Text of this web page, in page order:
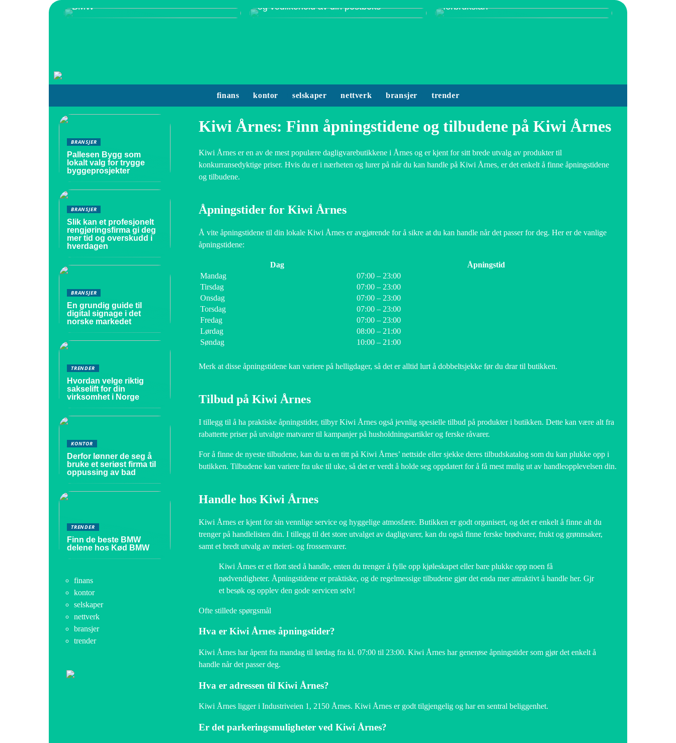
BMW
og vedlikehold av din postboks
forbrukslån
finans kontor selskaper nettverk bransjer trender
Kiwi Årnes: Finn åpningstidene og tilbudene på Kiwi Årnes
Kiwi Årnes er en av de mest populære dagligvarebutikkene i Årnes og er kjent for sitt brede utvalg av produkter til
konkurransedyktige priser. Hvis du er i nærheten og lurer på når du kan handle på Kiwi Årnes, er det enkelt å finne åpningstidene
og tilbudene.
Åpningstider for Kiwi Årnes
Å vite åpningstidene til din lokale Kiwi Årnes er avgjørende for å sikre at du kan handle når det passer for deg. Her er de vanlige
åpningstidene:
Dag
Åpningstid
Mandag
07:00 – 23:00
Tirsdag
07:00 – 23:00
Onsdag
07:00 – 23:00
Torsdag
07:00 – 23:00
Fredag
07:00 – 23:00
Lørdag
08:00 – 21:00
Søndag
10:00 – 21:00
Merk at disse åpningstidene kan variere på helligdager, så det er alltid lurt å dobbeltsjekke før du drar til butikken.
Tilbud på Kiwi Årnes
I tillegg til å ha praktiske åpningstider, tilbyr Kiwi Årnes også jevnlig spesielle tilbud på produkter i butikken. Dette kan være alt fra
rabatterte priser på utvalgte matvarer til kampanjer på husholdningsartikler og ferske råvarer.
For å finne de nyeste tilbudene, kan du ta en titt på Kiwi Årnes’ nettside eller sjekke deres tilbudskatalog som du kan plukke opp i
butikken. Tilbudene kan variere fra uke til uke, så det er verdt å holde seg oppdatert for å få mest mulig ut av handleopplevelsen din.
Handle hos Kiwi Årnes
Kiwi Årnes er kjent for sin vennlige service og hyggelige atmosfære. Butikken er godt organisert, og det er enkelt å finne alt du
trenger på handlelisten din. I tillegg til det store utvalget av dagligvarer, kan du også finne ferske brødvarer, frukt og grønnsaker,
samt et bredt utvalg av meieri- og frossenvarer.
Kiwi Årnes er et flott sted å handle, enten du trenger å fylle opp kjøleskapet eller bare plukke opp noen få
nødvendigheter. Åpningstidene er praktiske, og de regelmessige tilbudene gjør det enda mer attraktivt å handle her. Gjr
et besøk og opplev den gode servicen selv!
Ofte stillede spørgsmål
Hva er Kiwi Årnes åpningstider?
Kiwi Årnes har åpent fra mandag til lørdag fra kl. 07:00 til 23:00. Kiwi Årnes har generøse åpningstider som gjør det enkelt å
handle når det passer deg.
Hva er adressen til Kiwi Årnes?
Kiwi Årnes ligger i Industriveien 1, 2150 Årnes. Kiwi Årnes er godt tilgjengelig og har en sentral beliggenhet.
Er det parkeringsmuligheter ved Kiwi Årnes?
BRANSJER
Pallesen Bygg som
lokalt valg for trygge
byggeprosjekter
BRANSJER
Slik kan et profesjonelt
rengjøringsfirma gi deg
mer tid og overskudd i
hverdagen
BRANSJER
En grundig guide til
digital signage i det
norske markedet
TRENDER
Hvordan velge riktig
sakselift for din
virksomhet i Norge
KONTOR
Derfor lønner de seg å
bruke et seriøst firma til
oppussing av bad
TRENDER
Finn de beste BMW
delene hos Kød BMW
finans
kontor
selskaper
nettverk
bransjer
trender